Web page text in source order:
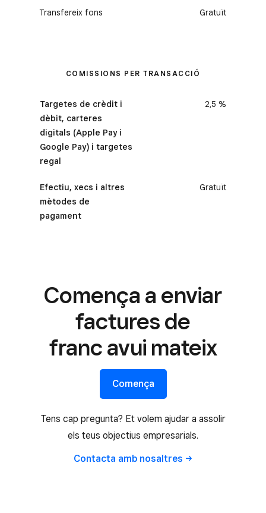
Transfereix fons Gratuït
COMISSIONS PER TRANSACCIÓ
Targetes de crèdit i
dèbit, carteres
digitals (Apple Pay i
Google Pay) i targetes
regal
2,5 %
Efectiu, xecs i altres
mètodes de
pagament
Gratuït
Comença a enviar
factures de
franc avui mateix
Comença
Tens cap pregunta? Et volem ajudar a assolir
els teus objectius empresarials.
Contacta amb nosaltres